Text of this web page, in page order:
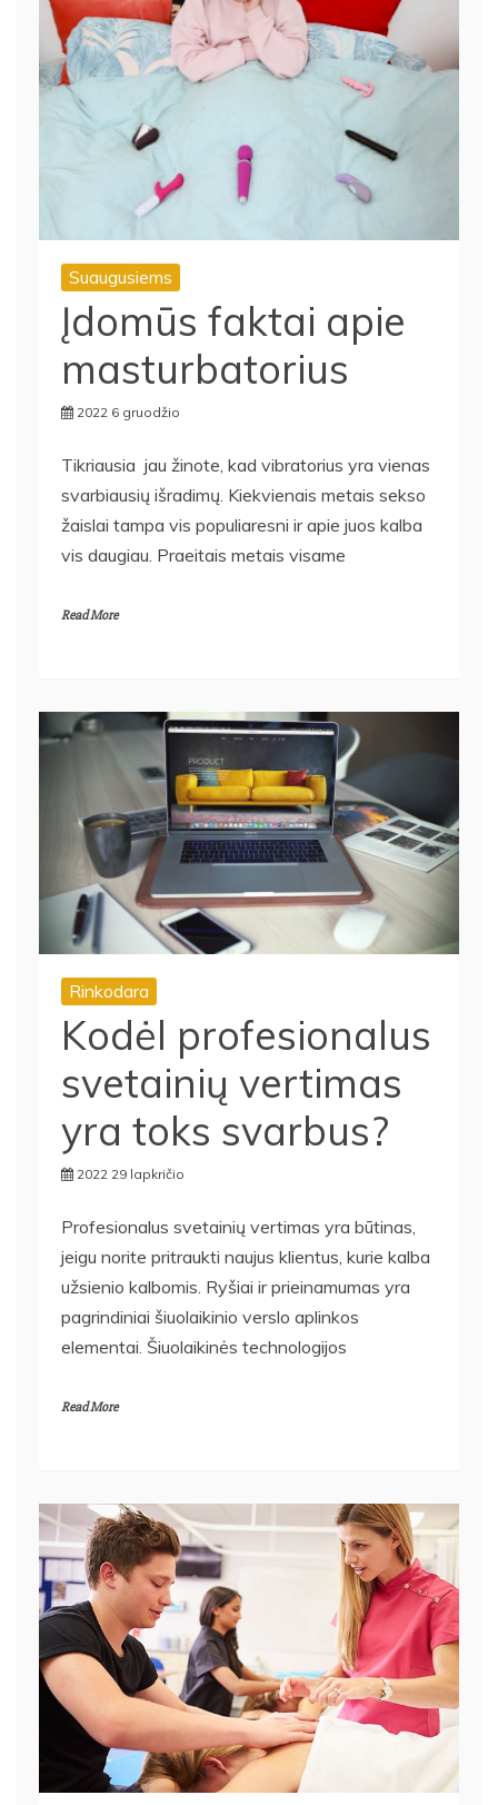
Suaugusiems
Įdomūs faktai apie
masturbatorius
Tikriausia jau žinote, kad vibratorius yra vienas
svarbiausių išradimų. Kiekvienais metais sekso
žaislai tampa vis populiaresni ir apie juos kalba
vis daugiau. Praeitais metais visame
Read More
Rinkodara
Kodėl profesionalus
svetainių vertimas
yra toks svarbus?
2022 29 lapkričio
Profesionalus svetainių vertimas yra būtinas,
jeigu norite pritraukti naujus klientus, kurie kalba
užsienio kalbomis. Ryšiai ir prieinamumas yra
pagrindiniai šiuolaikinio verslo aplinkos
elementai. Šiuolaikinės technologijos
Read More